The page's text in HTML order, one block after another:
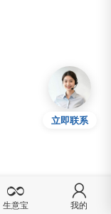
立即联系
生意宝 我的